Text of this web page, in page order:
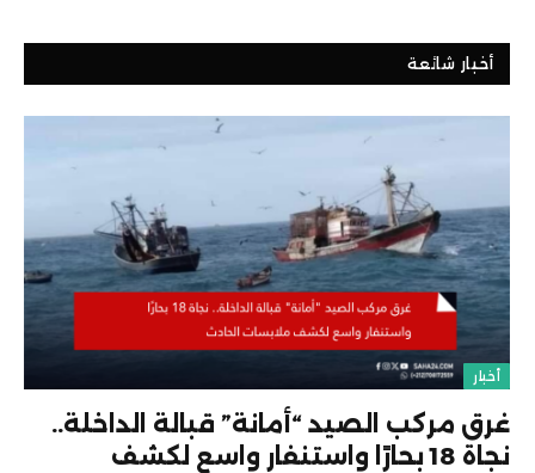
أخبار شائعة
أخبار
غرق مركب الصيد “أمانة” قبالة الداخلة..
نجاة 18 بحارًا واستنفار واسع لكشف